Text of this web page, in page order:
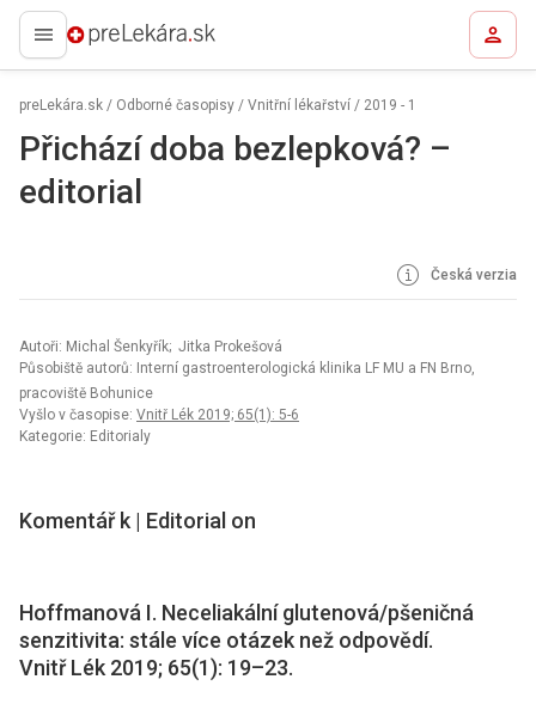
preLekára.sk
preLekára.sk / Odborné časopisy / Vnitřní lékařství / 2019 - 1
Přichází doba bezlepková? –
editorial
Česká verzia
Autoři: Michal Šenkyřík; Jitka Prokešová
Působiště autorů: Interní gastroenterologická klinika LF MU a FN Brno,
pracoviště Bohunice
Vyšlo v časopise: Vnitř Lék 2019; 65(1): 5-6
Kategorie: Editorialy
Komentář k | Editorial on
Hoffmanová I. Neceliakální glutenová/pšeničná
senzitivita: stále více otázek než odpovědí.
Vnitř Lék 2019; 65(1): 19–23.